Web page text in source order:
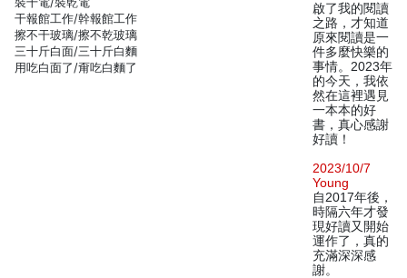
干報館工作/幹報館工作
擦不干玻璃/擦不乾玻璃
三十斤白面/三十斤白麵
用吃白面了/甭吃白麵了
啟了我的閱讀
之路，才知道
原來閱讀是一
件多麼快樂的
事情。2023年
的今天，我依
然在這裡遇見
一本本的好
書，真心感謝
好讀！
2023/10/7
Young
自2017年後，
時隔六年才發
現好讀又開始
運作了，真的
充滿深深感
謝。